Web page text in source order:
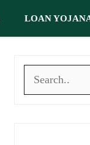
LOAN